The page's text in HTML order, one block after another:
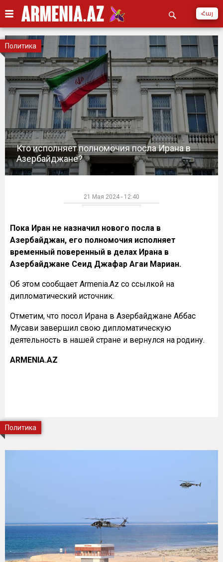
Հայ
Кто исполняет полномочия посла Ирана в
Азербайджане?
Политика
21 Мая 2024 - 12:40
Пока Иран не назначил нового посла в
Азербайджан, его полномочия исполняет
временный поверенный в делах Ирана в
Азербайджане Сеид Джафар Агаи Мариан.
Об этом сообщает Armenia.Az со ссылкой на
дипломатический источник.
Отметим, что посол Ирана в Азербайджане Аббас
Мусави завершил свою дипломатическую
деятельность в нашей стране и вернулся на родину.
ARMENIA.AZ
Политика